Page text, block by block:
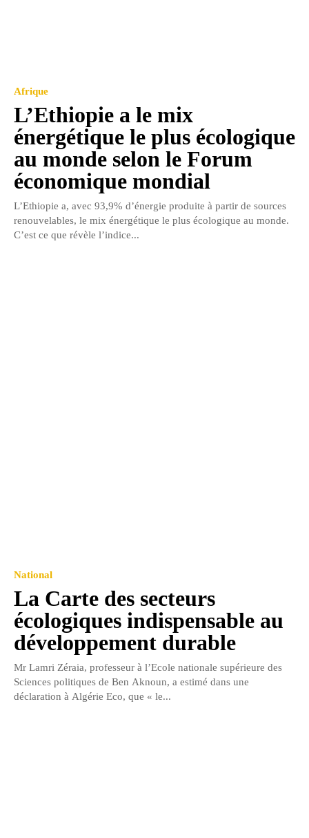
Afrique
L’Ethiopie a le mix
énergétique le plus écologique
au monde selon le Forum
économique mondial
L’Ethiopie a, avec 93,9% d’énergie produite à partir de sources
renouvelables, le mix énergétique le plus écologique au monde.
C’est ce que révèle l’indice...
National
La Carte des secteurs
écologiques indispensable au
développement durable
Mr Lamri Zéraia, professeur à l’Ecole nationale supérieure des
Sciences politiques de Ben Aknoun, a estimé dans une
déclaration à Algérie Eco, que « le...